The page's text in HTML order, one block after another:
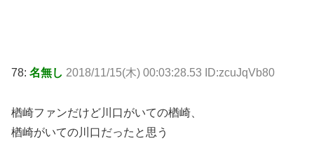
78: 名無し 2018/11/15(木) 00:03:28.53 ID:zcuJqVb80
楢崎ファンだけど川口がいての楢崎、
楢崎がいての川口だったと思う